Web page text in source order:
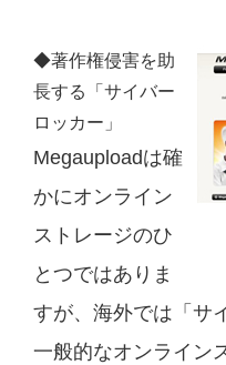
◆著作権侵害を助
長する「サイバー
ロッカー」
Megauploadは確
かにオンライン
ストレージのひ
とつではありま
すが、海外では「サ
一般的なオンライン